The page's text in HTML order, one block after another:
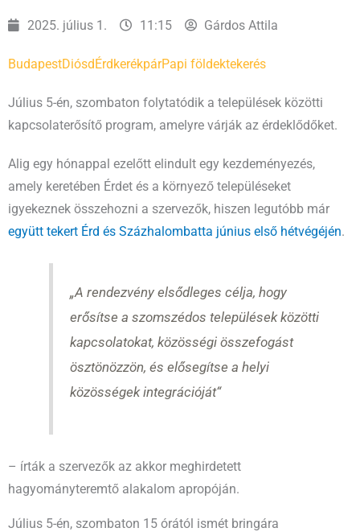
2025. július 1. 11:15 Gárdos Attila
BudapestDiósd Érd kerékpárPapi földektekerés
Július 5-én, szombaton folytatódik a települések közötti
kapcsolaterősítő program, amelyre várják az érdeklődőket.
Alig egy hónappal ezelőtt elindult egy kezdeményezés,
amely keretében Érdet és a környező településeket
igyekeznek összehozni a szervezők, hiszen legutóbb már
együtt tekert Érd és Százhalombatta június első hétvégéjén.
„A rendezvény elsődleges célja, hogy
erősítse a szomszédos települések közötti
kapcsolatokat, közösségi összefogást
ösztönözzön, és elősegítse a helyi
közösségek integrációját“
– írták a szervezők az akkor meghirdetett
hagyományteremtő alakalom apropóján.
Július 5-én, szombaton 15 órától ismét bringára